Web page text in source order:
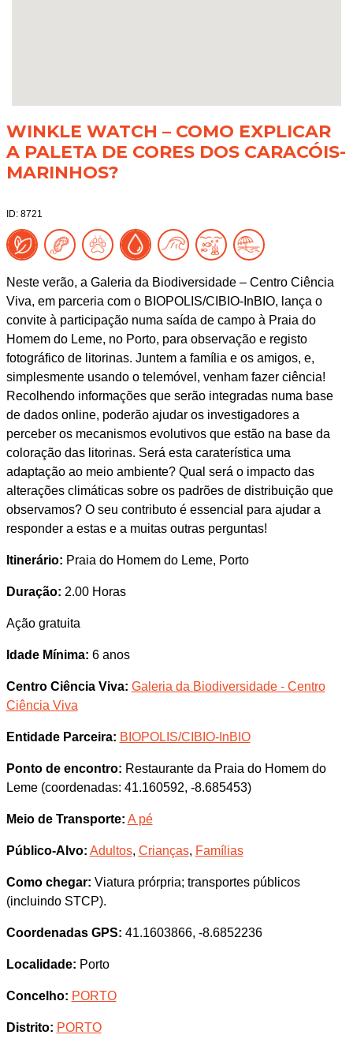
WINKLE WATCH – COMO EXPLICAR
A PALETA DE CORES DOS CARACÓIS-
MARINHOS?
ID: 8721
Neste verão, a Galeria da Biodiversidade – Centro Ciência
Viva, em parceria com o BIOPOLIS/CIBIO-InBIO, lança o
convite à participação numa saída de campo à Praia do
Homem do Leme, no Porto, para observação e registo
fotográfico de litorinas. Juntem a família e os amigos, e,
simplesmente usando o telemóvel, venham fazer ciência!
Recolhendo informações que serão integradas numa base
de dados online, poderão ajudar os investigadores a
perceber os mecanismos evolutivos que estão na base da
coloração das litorinas. Será esta caraterística uma
adaptação ao meio ambiente? Qual será o impacto das
alterações climáticas sobre os padrões de distribuição que
observamos? O seu contributo é essencial para ajudar a
responder a estas e a muitas outras perguntas!
Itinerário: Praia do Homem do Leme, Porto
Duração: 2.00 Horas
Ação gratuita
Idade Mínima: 6 anos
Centro Ciência Viva: Galeria da Biodiversidade - Centro
Ciência Viva
Entidade Parceira: BIOPOLIS/CIBIO-InBIO
Ponto de encontro: Restaurante da Praia do Homem do
Leme (coordenadas: 41.160592, -8.685453)
Meio de Transporte: A pé
Público-Alvo: Adultos, Crianças, Famílias
Como chegar: Viatura prórpria; transportes públicos
(incluindo STCP).
Coordenadas GPS: 41.1603866, -8.6852236
Localidade: Porto
Concelho: PORTO
Distrito: PORTO